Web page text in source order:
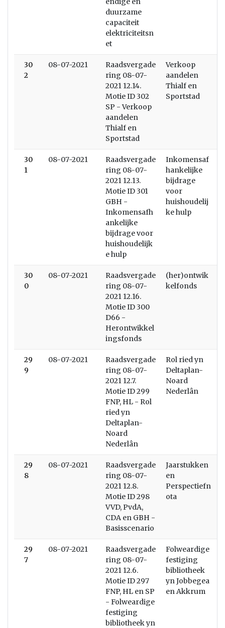
duurzame
capaciteit
elektriciteitsn
et
30
2
08-07-2021
Raadsvergade
ring 08-07-
2021 12.14.
Motie ID 302
SP - Verkoop
aandelen
Thialf en
Sportstad
Verkoop
aandelen
Thialf en
Sportstad
30
1
08-07-2021
Raadsvergade
ring 08-07-
2021 12.13.
Motie ID 301
GBH -
Inkomensafh
ankelijke
bijdrage voor
huishoudelijk
e hulp
Inkomensaf
hankelijke
bijdrage
voor
huishoudelij
ke hulp
30
0
08-07-2021
Raadsvergade
ring 08-07-
2021 12.16.
Motie ID 300
D66 -
Herontwikkel
ingsfonds
(her)ontwik
kelfonds
29
9
08-07-2021
Raadsvergade
ring 08-07-
2021 12.7.
Motie ID 299
FNP, HL - Rol
ried yn
Deltaplan-
Noard
Nederlân
Rol ried yn
Deltaplan-
Noard
Nederlân
29
8
08-07-2021
Raadsvergade
ring 08-07-
2021 12.8.
Motie ID 298
VVD, PvdA,
CDA en GBH -
Basisscenario
Jaarstukken
en
Perspectiefn
ota
29
7
08-07-2021
Raadsvergade
ring 08-07-
2021 12.6.
Motie ID 297
FNP, HL en SP
- Folweardige
festiging
bibliotheek yn
Folweardige
festiging
bibliotheek
yn Jobbegea
en Akkrum